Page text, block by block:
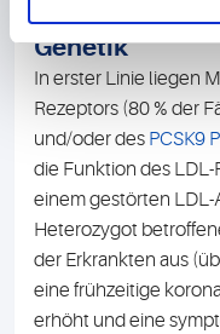
Genetik
In erster Linie liegen
Rezeptors (80 % der
und/oder des PCSK9
die Funktion des
einem gestörten LDL-
Heterozygot
der Erkrankten aus
eine frühzeitige
erhöht und eine